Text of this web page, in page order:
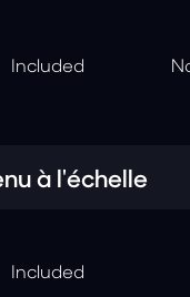
Included
à l'échelle
Included